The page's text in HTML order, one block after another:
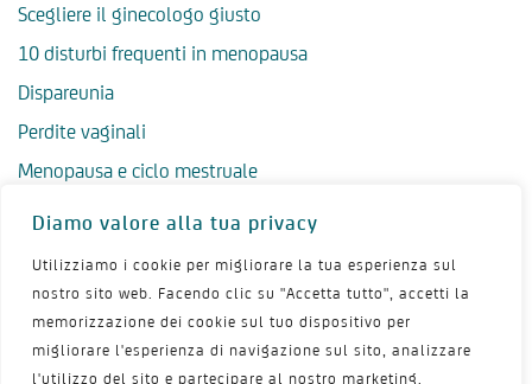
Diamo valore alla tua privacy
Utilizziamo i cookie per migliorare la tua esperienza sul
nostro sito web. Facendo clic su "Accetta tutto", accetti la
memorizzazione dei cookie sul tuo dispositivo per
migliorare l'esperienza di navigazione sul sito, analizzare
l'utilizzo del sito e partecipare al nostro marketing.
Scegliere il ginecologo giusto
10 disturbi frequenti in menopausa
Dispareunia
Perdite vaginali
Menopausa e ciclo mestruale
Menopausa precoce
Salute psicologica in menopausa
Igiene intima in menopausa